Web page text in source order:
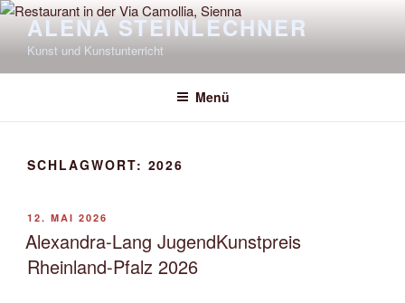
Zum
Inhalt
springen
ALENA STEINLECHNER
Kunst und Kunstunterricht
Menü
SCHLAGWORT: 2026
VERÖFFENTLICHT
AM
12. MAI 2026
Alexandra-Lang JugendKunstpreis
Rheinland-Pfalz 2026